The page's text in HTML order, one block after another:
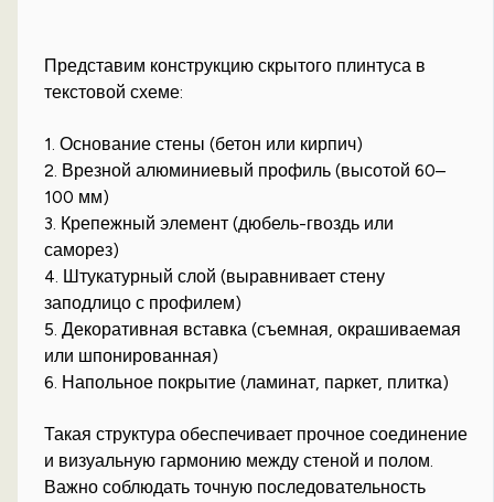
Представим конструкцию скрытого плинтуса в
текстовой схеме:
1. Основание стены (бетон или кирпич)
2. Врезной алюминиевый профиль (высотой 60–
100 мм)
3. Крепежный элемент (дюбель-гвоздь или
саморез)
4. Штукатурный слой (выравнивает стену
заподлицо с профилем)
5. Декоративная вставка (съемная, окрашиваемая
или шпонированная)
6. Напольное покрытие (ламинат, паркет, плитка)
Такая структура обеспечивает прочное соединение
и визуальную гармонию между стеной и полом.
Важно соблюдать точную последовательность